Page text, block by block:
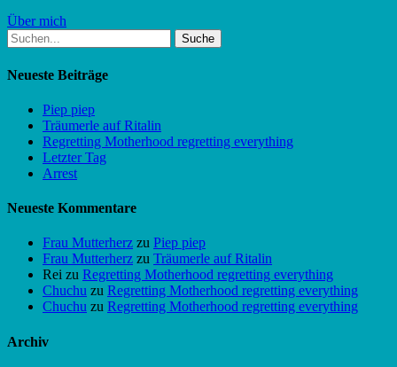
Über mich
Suche
nach:
Neueste Beiträge
Piep piep
Träumerle auf Ritalin
Regretting Motherhood regretting everything
Letzter Tag
Arrest
Neueste Kommentare
Frau Mutterherz zu Piep piep
Frau Mutterherz zu Träumerle auf Ritalin
Rei zu Regretting Motherhood regretting everything
Chuchu zu Regretting Motherhood regretting everything
Chuchu zu Regretting Motherhood regretting everything
Archiv